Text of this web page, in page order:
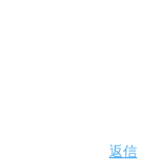
返信